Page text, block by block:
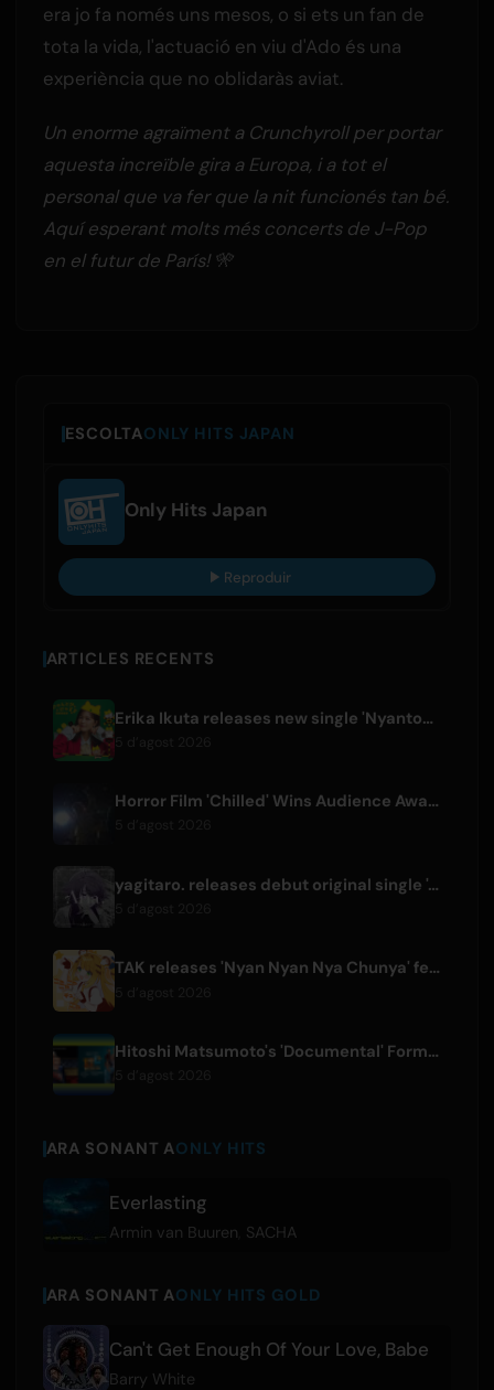
era jo fa només uns mesos, o si ets un fan de
tota la vida, l'actuació en viu d'Ado és una
experiència que no oblidaràs aviat.
Un enorme agraïment a Crunchyroll per portar
aquesta increïble gira a Europa, i a tot el
personal que va fer que la nit funcionés tan bé.
Aquí esperant molts més concerts de J-Pop
en el futur de París! 🎌
ESCOLTAONLY HITS JAPAN
Only Hits Japan
Reproduir
ARTICLES RECENTS
Erika Ikuta releases new single 'Nyantokanyaruru' for children's book 'Fumikiri Neko'
Horror Film 'Chilled' Wins Audience Award at Fantasia Festival
yagitaro. releases debut original single 'Aria.' with Suda Keina
TAK releases 'Nyan Nyan Nya Chunya' featuring Kotoha for Zenless Zone Zero
Hitoshi Matsumoto's 'Documental' Format to Launch US Version
ARA SONANT AONLY HITS
Everlasting
Armin van Buuren SACHA
ARA SONANT AONLY HITS GOLD
Can't Get Enough Of Your Love, Babe
Barry White